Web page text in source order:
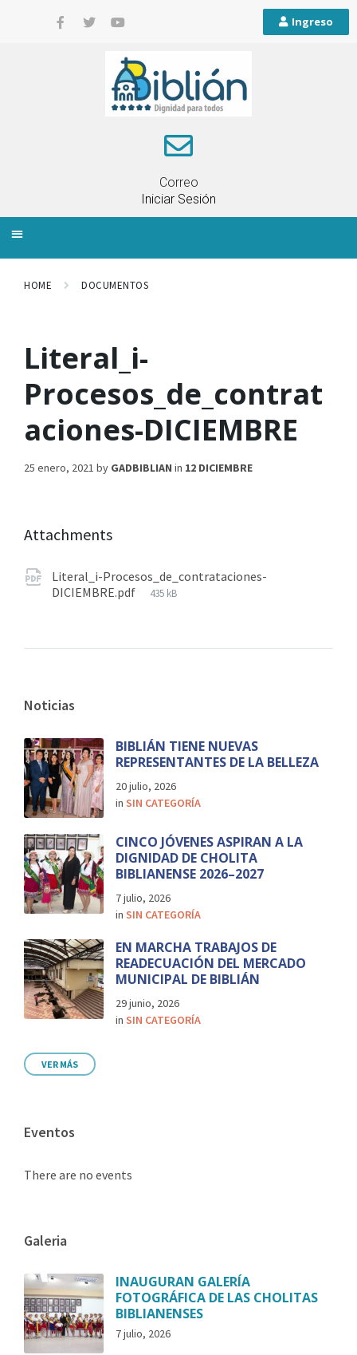
Ingreso
Correo
Iniciar Sesión
HOME DOCUMENTOS
Literal_i-
Procesos_de_contrat
aciones-DICIEMBRE
25 enero, 2021 by GADBIBLIAN in 12 DICIEMBRE
Attachments
Literal_i-Procesos_de_contrataciones-
DICIEMBRE.pdf
435 kB
Noticias
BIBLIÁN TIENE NUEVAS
REPRESENTANTES DE LA BELLEZA
20 julio, 2026
in SIN CATEGORÍA
CINCO JÓVENES ASPIRAN A LA
DIGNIDAD DE CHOLITA
BIBLIANENSE 2026–2027
7 julio, 2026
in SIN CATEGORÍA
EN MARCHA TRABAJOS DE
READECUACIÓN DEL MERCADO
MUNICIPAL DE BIBLIÁN
29 junio, 2026
in SIN CATEGORÍA
VER MÁS
Eventos
There are no events
Galeria
INAUGURAN GALERÍA
FOTOGRÁFICA DE LAS CHOLITAS
BIBLIANENSES
7 julio, 2026